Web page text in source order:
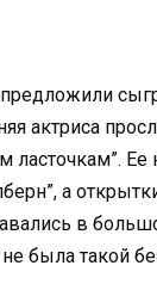
актриса
ласточкам”. Ее
а
в
была такой